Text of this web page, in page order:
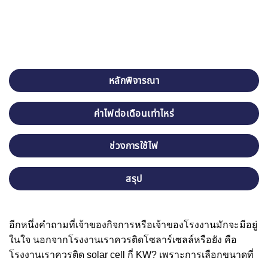
หลักพิจารณา
ค่าไฟต่อเดือนเท่าไหร่
ช่วงการใช้ไฟ
สรุป
อีกหนึ่งคำถามที่เจ้าของกิจการหรือเจ้าของโรงงานมักจะมีอยู่
ในใจ นอกจากโรงงานเราควรติดโซลาร์เซลล์หรือยัง คือ
โรงงานเราควรติด solar cell กี่ KW? เพราะการเลือกขนาดที่